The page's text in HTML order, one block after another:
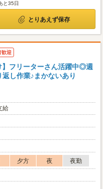
と35日
とりあえず保存
歓迎
】フリーターさん活躍中◎週
し作業♪まかないあり
給
夕方 夜
夜勤